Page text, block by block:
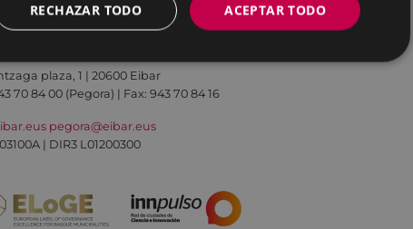
plaza, 1 | 20600 Eibar
70 84 00 (Pegora) | Fax: 943 70 84 16
pegora@eibar.eus
| DIR3 L01200300
ACEPTAR TODO
RECHAZAR TODO